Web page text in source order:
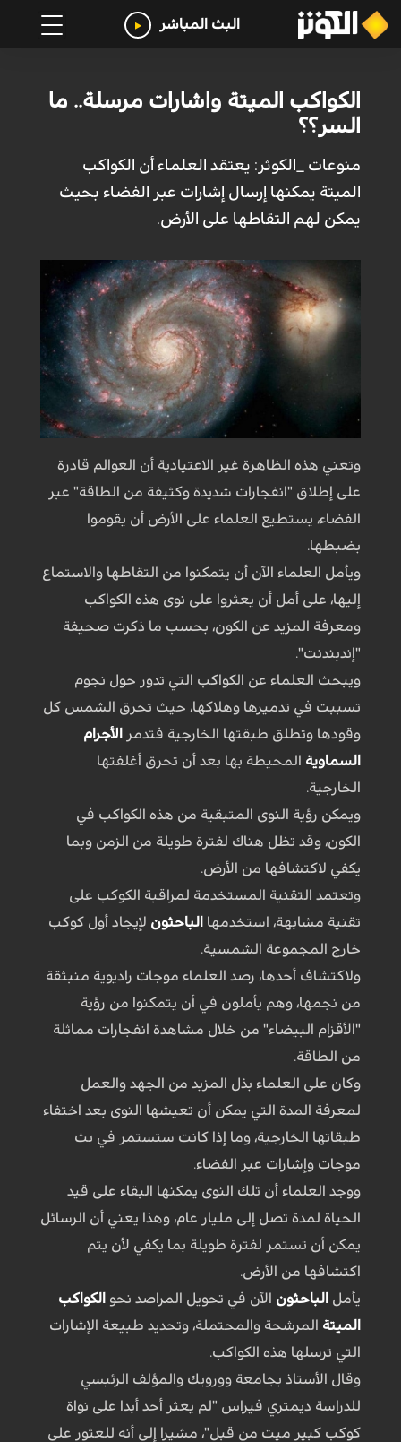
البث المباشر
الكواكب الميتة واشارات مرسلة.. ما
السر؟؟
منوعات _الكوثر: يعتقد العلماء أن الكواكب
الميتة يمكنها إرسال إشارات عبر الفضاء بحيث
يمكن لهم التقاطها على الأرض.
وتعني هذه الظاهرة غير الاعتيادية أن العوالم قادرة
على إطلاق "انفجارات شديدة وكثيفة من الطاقة" عبر
الفضاء، يستطيع العلماء على الأرض أن يقوموا
بضبطها.
ويأمل العلماء الآن أن يتمكنوا من التقاطها والاستماع
إليها، على أمل أن يعثروا على نوى هذه الكواكب
ومعرفة المزيد عن الكون، بحسب ما ذكرت صحيفة
"إندبندنت".
ويبحث العلماء عن الكواكب التي تدور حول نجوم
تسببت في تدميرها وهلاكها، حيث تحرق الشمس كل
وقودها وتطلق طبقتها الخارجية فتدمر
الأجرام
السماوية المحيطة بها بعد أن تحرق أغلفتها
الخارجية.
ويمكن رؤية النوى المتبقية من هذه الكواكب في
الكون، وقد تظل هناك لفترة طويلة من الزمن وبما
يكفي لاكتشافها من الأرض.
وتعتمد التقنية المستخدمة لمراقبة الكوكب على
تقنية مشابهة، استخدمها الباحثون لإيجاد أول كوكب
خارج المجموعة الشمسية.
ولاكتشاف أحدها، رصد العلماء موجات راديوية منبثقة
من نجمها، وهم يأملون في أن يتمكنوا من رؤية
"الأقزام البيضاء" من خلال مشاهدة انفجارات مماثلة
من الطاقة.
وكان على العلماء بذل المزيد من الجهد والعمل
لمعرفة المدة التي يمكن أن تعيشها النوى بعد اختفاء
طبقاتها الخارجية، وما إذا كانت ستستمر في بث
موجات وإشارات عبر الفضاء.
ووجد العلماء أن تلك النوى يمكنها البقاء على قيد
الحياة لمدة تصل إلى مليار عام، وهذا يعني أن الرسائل
يمكن أن تستمر لفترة طويلة بما يكفي لأن يتم
اكتشافها من الأرض.
يأمل الباحثون الآن في تحويل المراصد نحو الكواكب
الميتة المرشحة والمحتملة، وتحديد طبيعة الإشارات
التي ترسلها هذه الكواكب.
وقال الأستاذ بجامعة وورويك والمؤلف الرئيسي
للدراسة ديمتري فيراس "لم يعثر أحد أبدا على نواة
كوكب كبير ميت من قبل"، مشيرا إلى أنه للعثور على